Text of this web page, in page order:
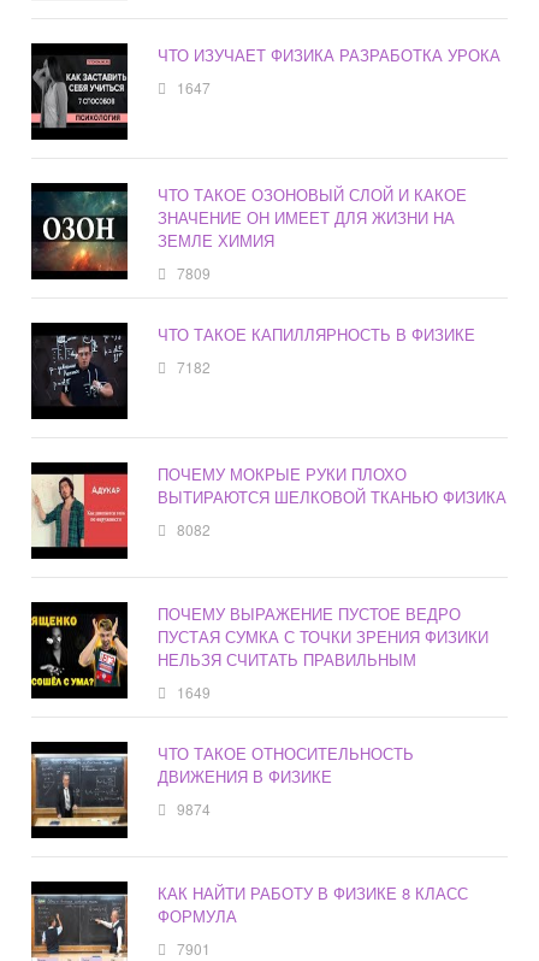
ЧТО ИЗУЧАЕТ ФИЗИКА РАЗРАБОТКА УРОКА
1647
ЧТО ТАКОЕ ОЗОНОВЫЙ СЛОЙ И КАКОЕ
ЗНАЧЕНИЕ ОН ИМЕЕТ ДЛЯ ЖИЗНИ НА
ЗЕМЛЕ ХИМИЯ
7809
ЧТО ТАКОЕ КАПИЛЛЯРНОСТЬ В ФИЗИКЕ
7182
ПОЧЕМУ МОКРЫЕ РУКИ ПЛОХО
ВЫТИРАЮТСЯ ШЕЛКОВОЙ ТКАНЬЮ ФИЗИКА
8082
ПОЧЕМУ ВЫРАЖЕНИЕ ПУСТОЕ ВЕДРО
ПУСТАЯ СУМКА С ТОЧКИ ЗРЕНИЯ ФИЗИКИ
НЕЛЬЗЯ СЧИТАТЬ ПРАВИЛЬНЫМ
1649
ЧТО ТАКОЕ ОТНОСИТЕЛЬНОСТЬ
ДВИЖЕНИЯ В ФИЗИКЕ
9874
КАК НАЙТИ РАБОТУ В ФИЗИКЕ 8 КЛАСС
ФОРМУЛА
7901